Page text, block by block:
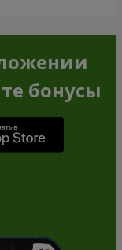
бонусы